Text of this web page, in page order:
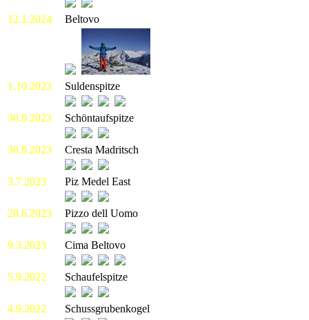
12.1.2024 Beltovo
1.10.2023 Suldenspitze
30.9.2023 Schöntaufspitze
30.9.2023 Cresta Madritsch
3.7.2023 Piz Medel East
28.6.2023 Pizzo dell Uomo
9.3.2023 Cima Beltovo
5.9.2022 Schaufelspitze
4.9.2022 Schussgrubenkogel